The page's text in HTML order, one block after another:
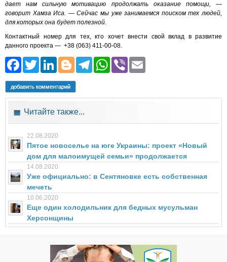
дает нам сильную мотивацию продолжать оказание помощи, —
говорит Хамза Иса. — Сейчас мы уже занимаемся поиском тех людей,
для которых она будет полезной.
Контактный номер для тех, кто хочет внести свой вклад в развитие
данного проекта — +38 (063) 411-00-08.
Facebook
Twitter
LinkedIn
Blogger
Telegram
WhatsApp
Viber
добавить комментарий
Читайте также...
22.08.2020
Пятое новоселье на юге Украины: проект «Новый
дом для малоимущей семьи» продолжается
14.08.2020
Уже официально: в Сентяновке есть собственная
мечеть
10.06.2020
Еще один холодильник для бедных мусульман
Херсонщины